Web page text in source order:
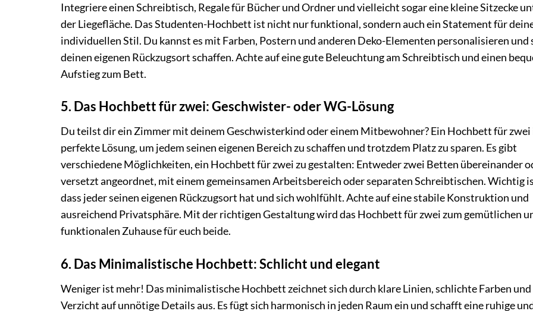
Integriere einen Schreibtisch, Regale für Bücher und Ordner und vielleicht sogar eine kleine Sitzecke
der Liegefläche. Das Studenten-Hochbett ist nicht nur funktional, sondern auch ein Statement für
individuellen Stil. Du kannst es mit Farben, Postern und anderen Deko-Elementen personalisieren und
deinen eigenen Rückzugsort schaffen. Achte auf eine gute Beleuchtung am Schreibtisch und einen
Aufstieg zum Bett.
5. Das Hochbett für zwei: Geschwister- oder WG-Lösung
Du teilst dir ein Zimmer mit deinem Geschwisterkind oder einem Mitbewohner? Ein Hochbett für zwei
perfekte Lösung, um jedem seinen eigenen Bereich zu schaffen und trotzdem Platz zu sparen. Es gibt
verschiedene Möglichkeiten, ein Hochbett für zwei zu gestalten: Entweder zwei Betten übereinander
versetzt angeordnet, mit einem gemeinsamen Arbeitsbereich oder separaten Schreibtischen. Wichtig
dass jeder seinen eigenen Rückzugsort hat und sich wohlfühlt. Achte auf eine stabile Konstruktion und
ausreichend Privatsphäre. Mit der richtigen Gestaltung wird das Hochbett für zwei zum gemütlichen
funktionalen Zuhause für euch beide.
6. Das Minimalistische Hochbett: Schlicht und elegant
Weniger ist mehr! Das minimalistische Hochbett zeichnet sich durch klare Linien, schlichte Farben und
Verzicht auf unnötige Details aus. Es fügt sich harmonisch in jeden Raum ein und schafft eine ruhige